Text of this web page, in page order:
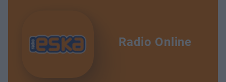
Radio Online